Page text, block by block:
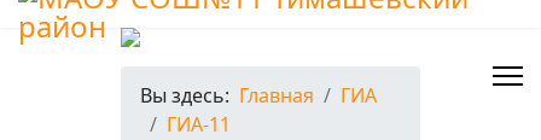
Вы здесь: Главная
ГИА
ГИА-11